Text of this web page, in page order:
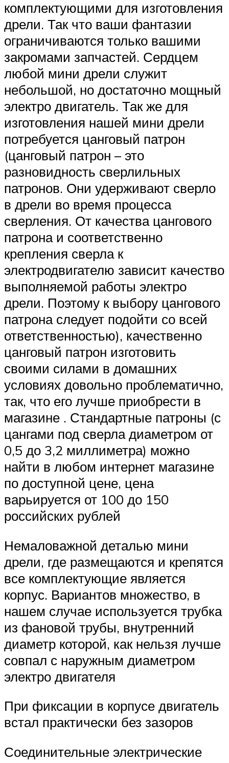
комплектующими для изготовления
дрели. Так что ваши фантазии
ограничиваются только вашими
закромами запчастей. Сердцем
любой мини дрели служит
небольшой, но достаточно мощный
электро двигатель. Так же для
изготовления нашей мини дрели
потребуется цанговый патрон
(цанговый патрон – это
разновидность сверлильных
патронов. Они удерживают сверло
в дрели во время процесса
сверления. От качества цангового
патрона и соответственно
крепления сверла к
электродвигателю зависит качество
выполняемой работы электро
дрели. Поэтому к выбору цангового
патрона следует подойти со всей
ответственностью), качественно
цанговый патрон изготовить
своими силами в домашних
условиях довольно проблематично,
так, что его лучше приобрести в
магазине . Стандартные патроны (с
цангами под сверла диаметром от
0,5 до 3,2 миллиметра) можно
найти в любом интернет магазине
по доступной цене, цена
варьируется от 100 до 150
российских рублей
Немаловажной деталью мини
дрели, где размещаются и крепятся
все комплектующие является
корпус. Вариантов множество, в
нашем случае используется трубка
из фановой трубы, внутренний
диаметр которой, как нельзя лучше
совпал с наружным диаметром
электро двигателя
При фиксации в корпусе двигатель
встал практически без зазоров
Соединительные электрические